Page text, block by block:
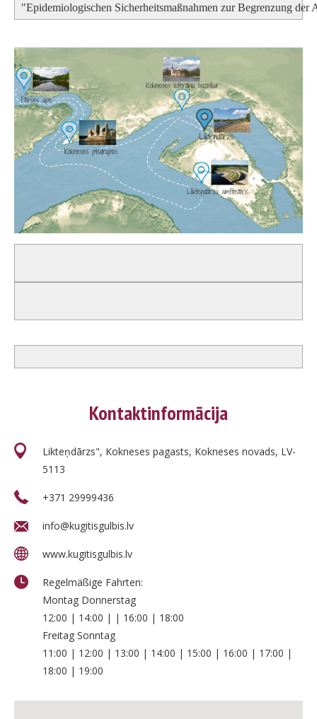
"Epidemiologischen Sicherheitsmaßnahmen zur Begrenzung
Kontaktinformācija
Likteņdārzs", Kokneses pagasts, Kokneses novads, LV-
5113
+371 29999436
info@kugitisgulbis.lv
www.kugitisgulbis.lv
Regelmäßige Fahrten:
Montag Donnerstag
12:00 | 14:00 | | 16:00 | 18:00
Freitag Sonntag
11:00 | 12:00 | 13:00 | 14:00 | 15:00 | 16:00 | 17:00 |
18:00 | 19:00